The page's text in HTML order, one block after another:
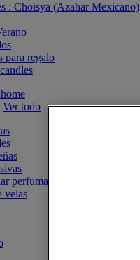
: Choisya (Azahar Mexicano)
para regalo
Ver todo
perfumadas
velas